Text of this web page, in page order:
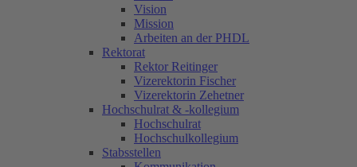
Vision
Mission
Arbeiten an der PHDL
Rektorat
Rektor Reitinger
Vizerektorin Fischer
Vizerektorin Zehetner
Hochschulrat & -kollegium
Hochschulrat
Hochschulkollegium
Stabsstellen